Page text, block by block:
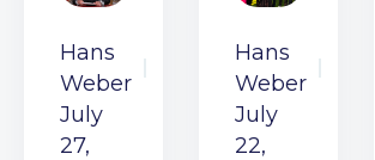
Hans
Weber
July
27,
Hans
Weber
July
22,